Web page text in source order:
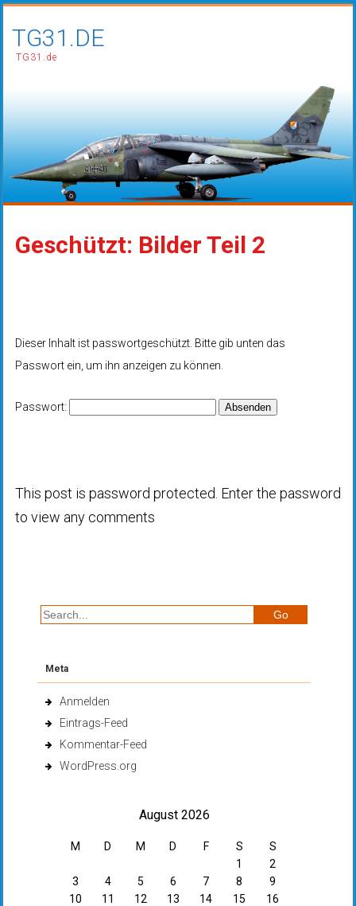
TG31.DE
TG31.de
Geschützt: Bilder Teil 2
Dieser Inhalt ist passwortgeschützt. Bitte gib unten das
Passwort ein, um ihn anzeigen zu können.
Passwort:
This post is password protected. Enter the password
to view any comments
Meta
Anmelden
Eintrags-Feed
Kommentar-Feed
WordPress.org
August 2026
M D M D F S
S
1
2
3
4 5 6 7 8
9
10
11 12 13 14 15
16